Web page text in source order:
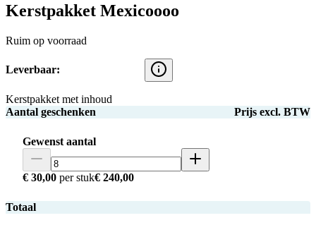
Kerstpakket Mexicoooo
Ruim op voorraad
Leverbaar:
Kerstpakket met inhoud
Aantal geschenken
Prijs excl. BTW
Gewenst aantal
€ 30,00 per stuk€ 240,00
Totaal